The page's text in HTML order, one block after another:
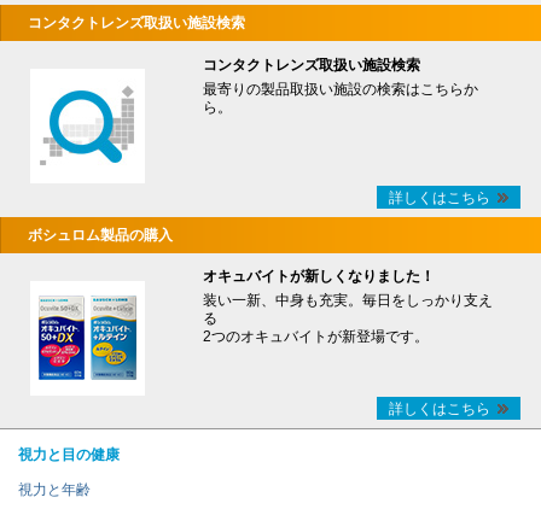
コンタクトレンズ取扱い施設検索
コンタクトレンズ取扱い施設検索
最寄りの製品取扱い施設の検索はこちらか
ら。
詳しくはこちら
ボシュロム製品の購入
オキュバイトが新しくなりました！
装い一新、中身も充実。毎日をしっかり支え
る
2つのオキュバイトが新登場です。
詳しくはこちら
視力と目の健康
視力と年齢